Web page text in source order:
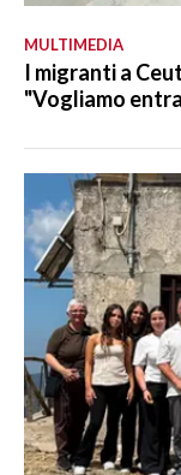
MULTIMEDIA
I migranti a
"Vogliamo